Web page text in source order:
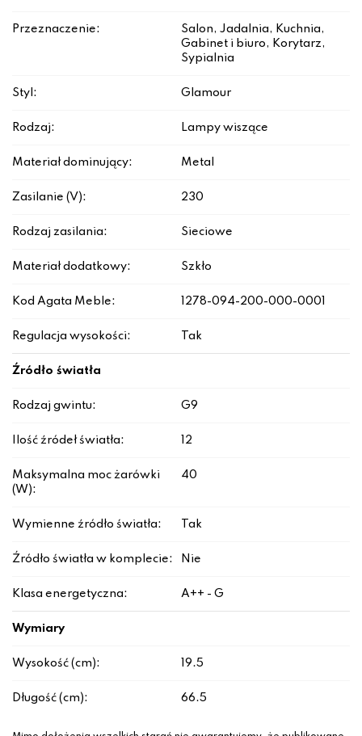
Przeznaczenie:
Salon, Jadalnia, Kuchnia,
Gabinet i biuro, Korytarz,
Sypialnia
Styl: Glamour
Rodzaj: Lampy wiszące
Materiał dominujący: Metal
Zasilanie (V): 230
Rodzaj zasilania: Sieciowe
Materiał dodatkowy: Szkło
Kod Agata Meble: 1278-094-200-000-0001
Regulacja wysokości: Tak
Źródło światła
Rodzaj gwintu: G9
Ilość źródeł światła: 12
Maksymalna moc żarówki
(W):
40
Wymienne źródło światła: Tak
Źródło światła w komplecie: Nie
Klasa energetyczna: A++ - G
Wymiary
Wysokość (cm): 19.5
Długość (cm): 66.5